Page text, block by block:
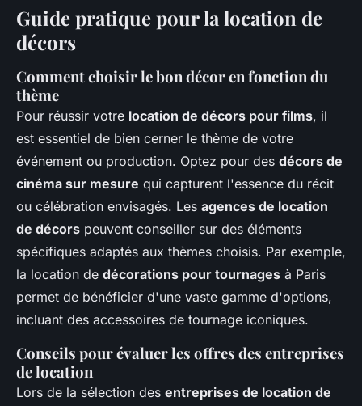
Guide pratique pour la location de
décors
Comment choisir le bon décor en fonction du
thème
Pour réussir votre location de décors pour films, il
est essentiel de bien cerner le thème de votre
événement ou production. Optez pour des décors de
cinéma sur mesure qui capturent l'essence du récit
ou célébration envisagés. Les agences de location
de décors peuvent conseiller sur des éléments
spécifiques adaptés aux thèmes choisis. Par exemple,
la location de décorations pour tournages à Paris
permet de bénéficier d'une vaste gamme d'options,
incluant des accessoires de tournage iconiques.
Conseils pour évaluer les offres des entreprises
de location
Lors de la sélection des entreprises de location de